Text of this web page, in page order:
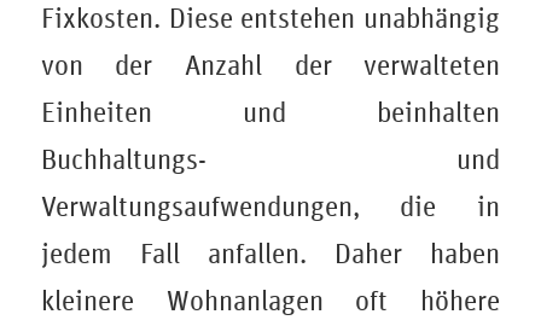
Fixkosten. Diese entstehen unabhängig
von der Anzahl der verwalteten
Einheiten und beinhalten
Buchhaltungs- und
Verwaltungsaufwendungen, die in
jedem Fall anfallen. Daher haben
kleinere Wohnanlagen oft höhere